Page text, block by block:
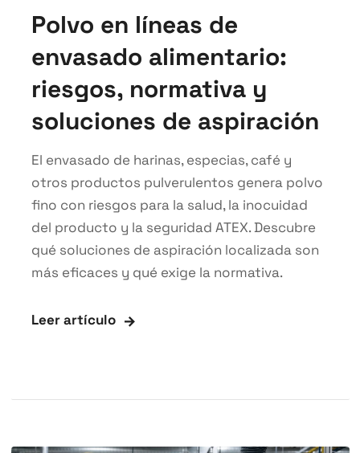
Polvo en líneas de
envasado alimentario:
riesgos, normativa y
soluciones de aspiración
El envasado de harinas, especias, café y
otros productos pulverulentos genera polvo
fino con riesgos para la salud, la inocuidad
del producto y la seguridad ATEX. Descubre
qué soluciones de aspiración localizada son
más eficaces y qué exige la normativa.
Leer artículo